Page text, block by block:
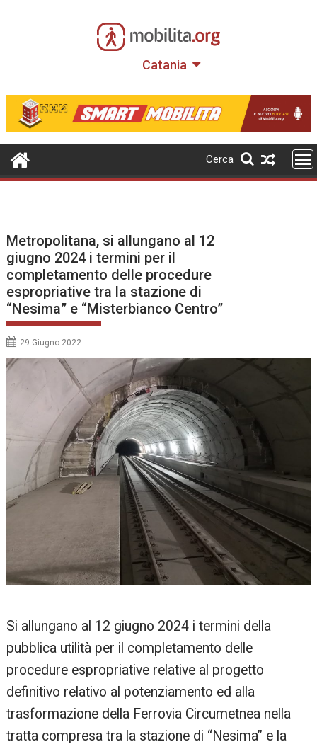
Catania
Cerca
Metropolitana, si allungano al 12
giugno 2024 i termini per il
completamento delle procedure
espropriative tra la stazione di
“Nesima” e “Misterbianco Centro”
29 Giugno 2022
Si allungano al 12 giugno 2024 i termini della
pubblica utilità per il completamento delle
procedure espropriative relative al progetto
definitivo relativo al potenziamento ed alla
trasformazione della Ferrovia Circumetnea nella
tratta compresa tra la stazione di “Nesima” e la